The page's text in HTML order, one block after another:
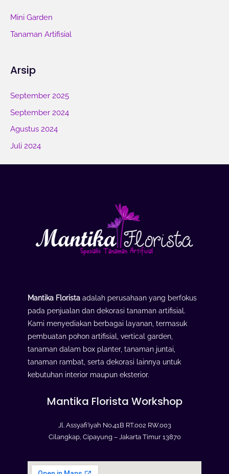
Mini Garden
Tanaman Artifisial
Arsip
September 2025
September 2024
Agustus 2024
Juli 2024
Mantika Florista adalah perusahaan yang berfokus
pada penjualan dan dekorasi tanaman artifisial.
Kami menyediakan berbagai layanan, termasuk
pembuatan pohon artifisial, vertical garden,
tanaman dalam box planter, tanaman juntai,
tanaman rambat, serta dekorasi lainnya untuk
kebutuhan interior maupun eksterior.
Mantika Florista Workshop
Jl. Assyafi’iyah No.41B RT.002 RW.003
Cilangkap, Cipayung – Jakarta Timur 13870